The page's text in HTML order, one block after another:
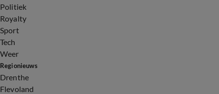
Politiek
Royalty
Sport
Tech
Weer
Regionieuws
Drenthe
Flevoland